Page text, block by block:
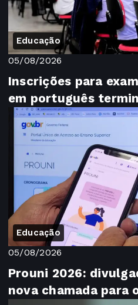
Educação
05/08/2026
Inscrições para
em português
Educação
05/08/2026
Prouni 2026:
nova chamada para